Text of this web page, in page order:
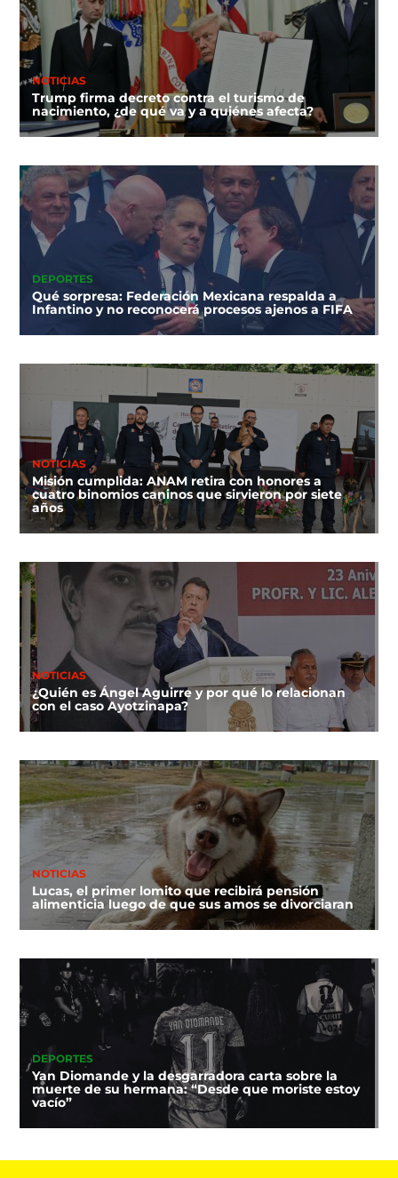
NOTICIAS
Trump firma decreto contra el turismo de
nacimiento, ¿de qué va y a quiénes afecta?
DEPORTES
Qué sorpresa: Federación Mexicana respalda a
Infantino y no reconocerá procesos ajenos a FIFA
NOTICIAS
Misión cumplida: ANAM retira con honores a
cuatro binomios caninos que sirvieron por siete
años
NOTICIAS
¿Quién es Ángel Aguirre y por qué lo relacionan
con el caso Ayotzinapa?
NOTICIAS
Lucas, el primer lomito que recibirá pensión
alimenticia luego de que sus amos se divorciaran
DEPORTES
Yan Diomande y la desgarradora carta sobre la
muerte de su hermana: “Desde que moriste estoy
vacío”